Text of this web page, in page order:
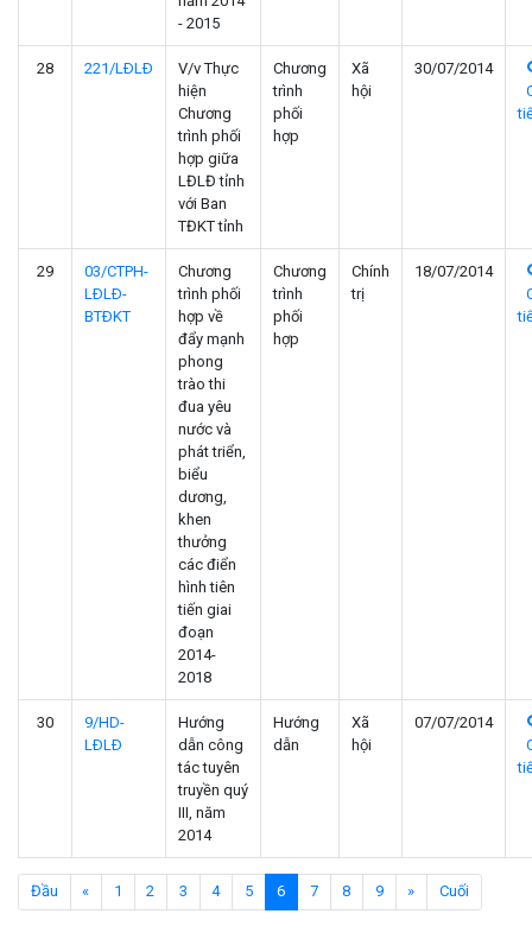
- 2015
28 221/LÐLÐ
V/v Thực
hiện
Chương
trình phối
hợp giữa
LĐLĐ tỉnh
với Ban
TĐKT tỉnh
Chương
trình
phối
hợp
Xã
hội
30/07/2014
29
03/CTPH-
LÐLÐ-
BTÐKT
Chương
trình phối
hợp về
đẩy mạnh
phong
trào thi
đua yêu
nước và
phát triển,
biểu
dương,
khen
thưởng
các điển
hình tiên
tiến giai
đoạn
2014-
2018
Chương
trình
phối
hợp
Chính
trị
18/07/2014
30
9/HD-
LÐLÐ
Hướng
dẫn công
tác tuyên
truyền quý
III, năm
2014
Hướng
dẫn
Xã
hội
07/07/2014
Đầu « 1 2 3 4 5 6(current)
7 8 9 » Cuối